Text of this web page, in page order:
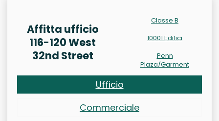
Affitta ufficio
116-120 West
32nd Street
Classe B
10001 Edifici
Penn
Plaza/Garment
Ufficio
Commerciale